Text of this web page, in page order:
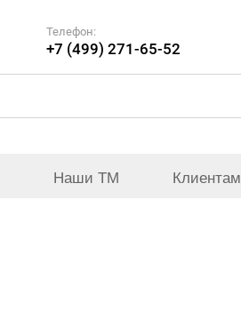
Телефон:
+7 (499) 271-65-52
Наши ТМ Клиентам